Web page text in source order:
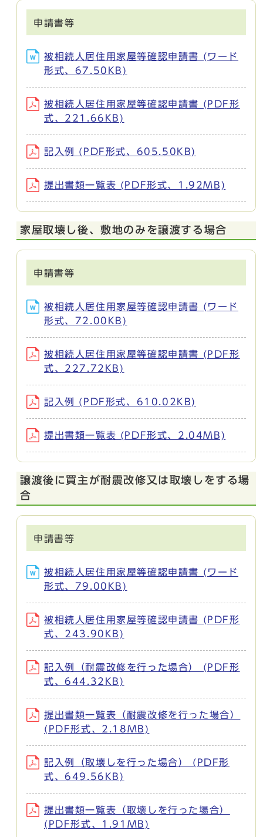
申請書等
被相続人居住用家屋等確認申請書 (ワード
形式、67.50KB)
被相続人居住用家屋等確認申請書 (PDF形
式、221.66KB)
記入例 (PDF形式、605.50KB)
提出書類一覧表 (PDF形式、1.92MB)
家屋取壊し後、敷地のみを譲渡する場合
申請書等
被相続人居住用家屋等確認申請書 (ワード
形式、72.00KB)
被相続人居住用家屋等確認申請書 (PDF形
式、227.72KB)
記入例 (PDF形式、610.02KB)
提出書類一覧表 (PDF形式、2.04MB)
譲渡後に買主が耐震改修又は取壊しをする場
合
申請書等
被相続人居住用家屋等確認申請書 (ワード
形式、79.00KB)
被相続人居住用家屋等確認申請書 (PDF形
式、243.90KB)
記入例（耐震改修を行った場合） (PDF形
式、644.32KB)
提出書類一覧表（耐震改修を行った場合）
(PDF形式、2.18MB)
記入例（取壊しを行った場合） (PDF形
式、649.56KB)
提出書類一覧表（取壊しを行った場合）
(PDF形式、1.91MB)